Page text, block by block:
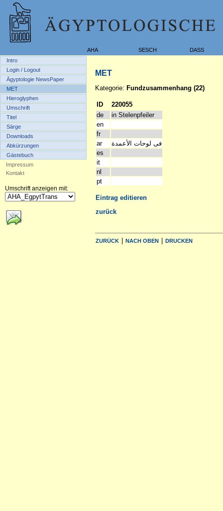
AHA SESCH
DASS
Intro
Login / Logout
Ägyptologie NewsPaper
MET
Hieroglyphen
Umschrift
Titel
Särge
Downloads
Abkürzungen
Gästebuch
Impressum
Kontakt
Umschrift anzeigen mit:
MET
Kategorie: Fundzusammenhang (22)
ID
220055
de
in Stelenpfeiler
en
fr
ar
فى لوحات الأعمدة
es
it
nl
pt
Eintrag editieren
zurück
ZURÜCK | NACH OBEN | DRUCKEN